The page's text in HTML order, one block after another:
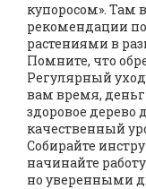
купоросом». Там
рекомендации
растениями в
Помните, что
Регулярный
вам время,
здоровое дерево
качественный
Собирайте
начинайте
но уверенными